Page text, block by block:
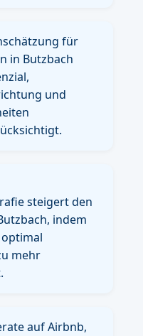
für
in Butzbach
und
steigert den
indem
mehr
auf Airbnb,